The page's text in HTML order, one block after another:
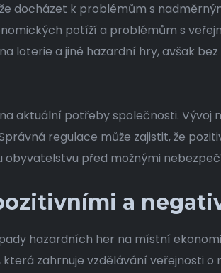
docházet k problémům s
potíží a problémům s
loterie a jiné hazardní hry, avšak
aktuální potřeby společnosti. Vývoj
regulace může zajistit, že
před možnými
a
hazardních her na místní
zahrnuje vzdělávání veřejnosti